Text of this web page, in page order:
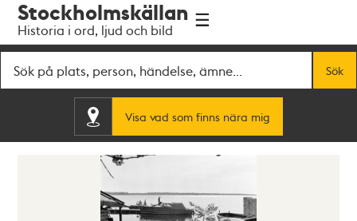
navigationen
huvudinnehållet
Stockholmskällan
Historia i ord, ljud och bild
Sök
Visa vad som finns nära mig